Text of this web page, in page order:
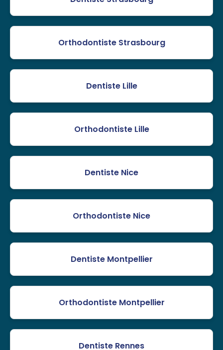
Orthodontiste Strasbourg
Dentiste Lille
Orthodontiste Lille
Dentiste Nice
Orthodontiste Nice
Dentiste Montpellier
Orthodontiste Montpellier
Dentiste Rennes